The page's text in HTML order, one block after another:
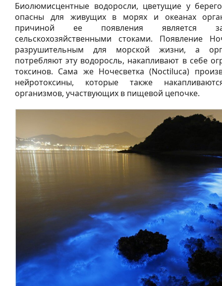
Биолюмисцентные водоросли, цветущие у
опасны для живущих в морях и океанах
причиной ее появления является
сельскохозяйственными стоками. Появление
разрушительным для морской жизни, а
потребляют эту водоросль, накапливают в себе
токсинов. Сама же Ночесветка (Noctiluca)
нейротоксины, которые также
организмов, участвующих в пищевой цепочке.